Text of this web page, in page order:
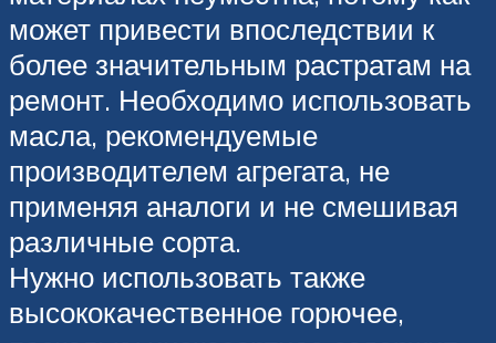
может привести впоследствии к
более значительным растратам на
ремонт. Необходимо использовать
масла, рекомендуемые
производителем агрегата, не
применяя аналоги и не смешивая
различные сорта.
Нужно использовать также
высококачественное горючее,